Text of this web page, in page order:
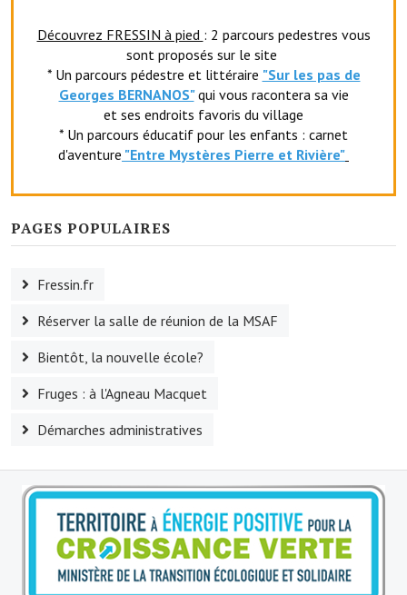
L'association des anciens sapeurs-pompiers volontaires
L'US Crequy Fressin
La société de chasse
Les foulées Fressinoises
Fêtes et manifestations
Le calendrier annuel
Liste et coordonnées des associations
TOURISME, PATRIMOINE
Les panneaux du patrimoine
Le château
Georges Bernanos
Découvrez FRESSIN à pied : 2 parcours pedestres vous
sont proposés sur le site
* Un parcours pédestre et littéraire "Sur les pas de
Georges BERNANOS" qui vous racontera sa vie
et ses endroits favoris du village
* Un parcours éducatif pour les enfants : carnet
d'aventure "Entre Mystères Pierre et Rivière"
PAGES POPULAIRES
Fressin.fr
Réserver la salle de réunion de la MSAF
Bientôt, la nouvelle école?
Fruges : à l'Agneau Macquet
Démarches administratives